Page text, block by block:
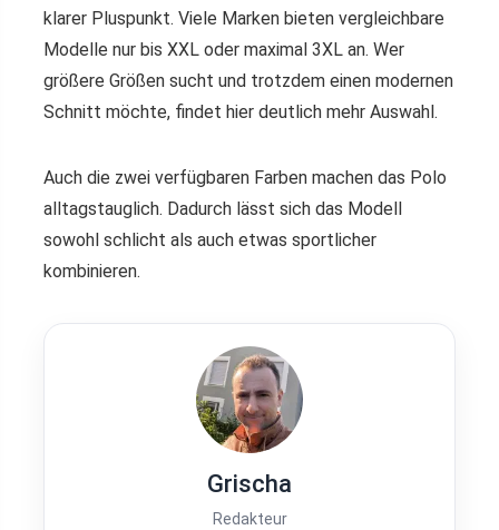
klarer Pluspunkt. Viele Marken bieten vergleichbare
Modelle nur bis XXL oder maximal 3XL an. Wer
größere Größen sucht und trotzdem einen modernen
Schnitt möchte, findet hier deutlich mehr Auswahl.
Auch die zwei verfügbaren Farben machen das Polo
alltagstauglich. Dadurch lässt sich das Modell
sowohl schlicht als auch etwas sportlicher
kombinieren.
Grischa
Redakteur